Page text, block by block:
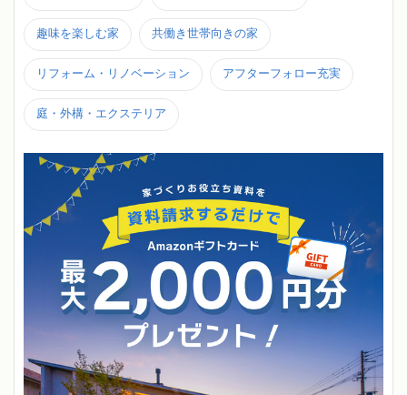
趣味を楽しむ家 共働き世帯向きの家
リフォーム・リノベーション アフターフォロー充実
庭・外構・エクステリア